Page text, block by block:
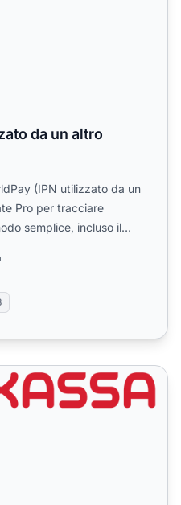
da un altro
(IPN utilizzato da un
Pro per tracciare
semplice, incluso il